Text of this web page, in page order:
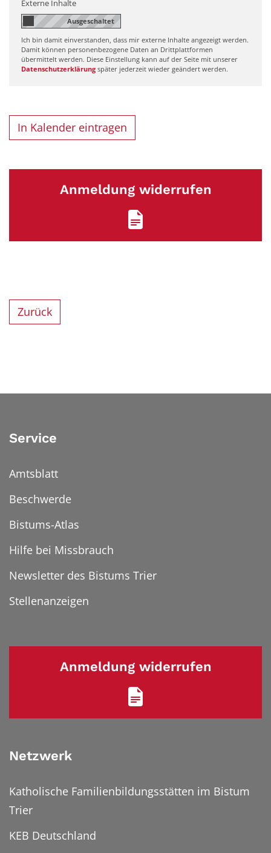
Externe Inhalte
Ich bin damit einverstanden, dass mir externe Inhalte angezeigt werden.
Damit können personenbezogene Daten an Drittplattformen
übermittelt werden. Diese Einstellung kann auf der Seite mit unserer
Datenschutzerklärung später jederzeit wieder geändert werden.
In Kalender eintragen
Anmeldung widerrufen
Zurück
Service
Amtsblatt
Beschwerde
Bistums-Atlas
Hilfe bei Missbrauch
Newsletter des Bistums Trier
Stellenanzeigen
Anmeldung widerrufen
Netzwerk
Katholische Familienbildungsstätten im Bistum
Trier
KEB Deutschland